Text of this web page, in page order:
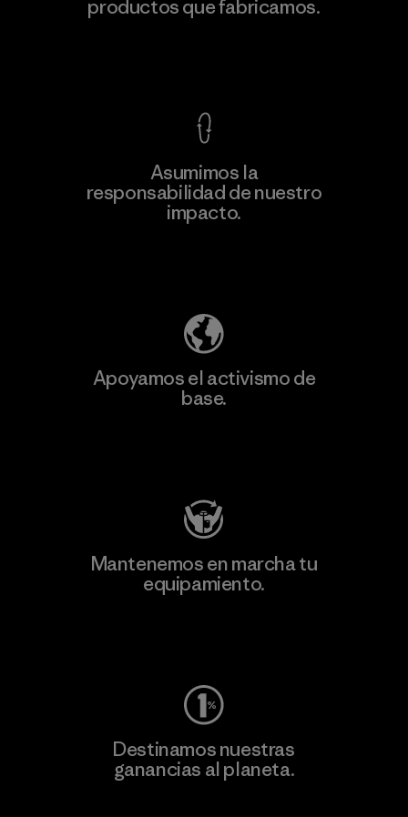
información
Material-supplier
productos que fabricamos.
Asumimos la
responsabilidad de nuestro
impacto.
Apoyamos el activismo de
base.
Mantenemos en marcha tu
equipamiento.
Destinamos nuestras
ganancias al planeta.